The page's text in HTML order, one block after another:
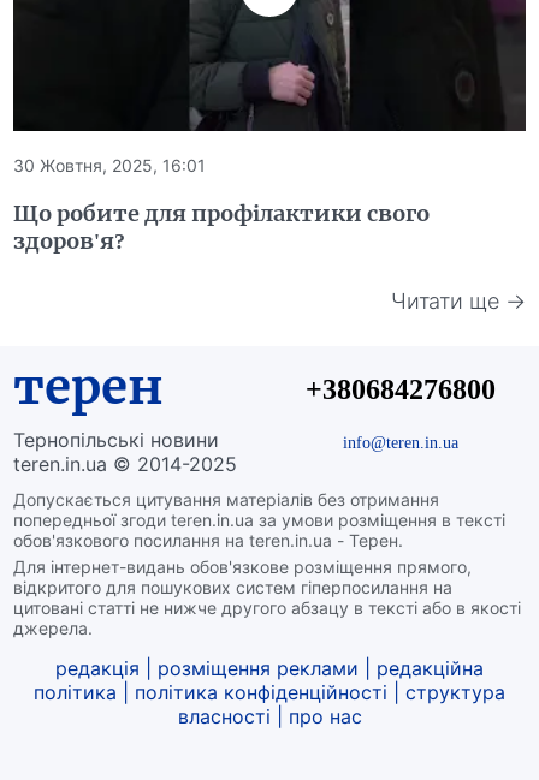
30 Жовтня, 2025, 16:01
Що робите для профілактики свого
здоров'я?
Читати ще →
терен
Тернопільські новини
teren.in.ua © 2014-2025
Допускається цитування матеріалів без отримання
попередньої згоди teren.in.ua за умови розміщення в тексті
обов'язкового посилання на teren.in.ua - Терен.
Для інтернет-видань обов'язкове розміщення прямого,
відкритого для пошукових систем гіперпосилання на
цитовані статті не нижче другого абзацу в тексті або в якості
джерела.
+380684276800
info@teren.in.ua
редакція розміщення реклами
редакційна
політика
політика конфіденційності
структура
власності
про нас